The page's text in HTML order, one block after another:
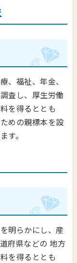
、福祉、年金、
査し、厚生労働
を得るととも
めの親標本を設
す。
明らかにし、産
府県などの 地方
を得るととも